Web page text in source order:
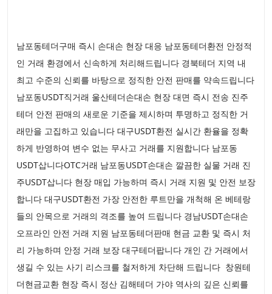
남포동테더구매 즉시 손대손 현장 대응 남포동테더환전 안정적
인 거래 환경에서 신속하게 처리해드립니다 경북테더 지역 내
최고 수준의 신뢰를 바탕으로 정직한 안전 판매를 약속드립니다
남포동USDT직거래 울산테더손대손 현장 대면 즉시 전송 진주
테더 안전 판매의 새로운 기준을 제시하며 투명하고 정직한 거
래만을 고집하고 있습니다 대구USDT환전 실시간 환율을 정확
하게 반영하여 변수 없는 무사고 거래를 지원합니다 남포동
USDT삽니다OTC거래 남포동USDT손대손 깔끔한 실물 거래 진
주USDT삽니다 현장 매입 가능하며 즉시 거래 지원 및 안전 보장
합니다 대구USDT환전 가장 안전한 루트만을 개척해 온 베테랑
들의 안목으로 거래의 격조를 높여 드립니다 경남USDT손대손
오프라인 안전 거래 지원 남포동테더판매 현금 교환 및 즉시 처
리 가능하며 안정 거래 보장 대구테더팝니다 개인 간 거래에서
생길 수 있는 사기 리스크를 철저하게 차단해 드립니다 창원테
더현금교환 현장 즉시 정산 김해테더 가야 역사의 깊은 신뢰를